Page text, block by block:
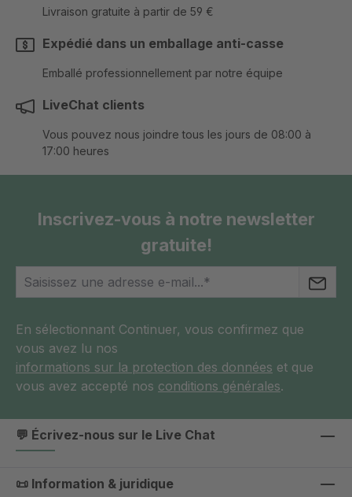
Livraison gratuite à partir de 59 €
Expédié dans un emballage anti-casse
Emballé professionnellement par notre équipe
LiveChat clients
Vous pouvez nous joindre tous les jours de 08:00 à
17:00 heures
Inscrivez-vous à notre newsletter
gratuite!
En sélectionnant Continuer, vous confirmez que
vous avez lu nos
informations sur la protection des données et que
vous avez accepté nos conditions générales.
💬 Écrivez-nous sur le Live Chat
📜 Information & juridique